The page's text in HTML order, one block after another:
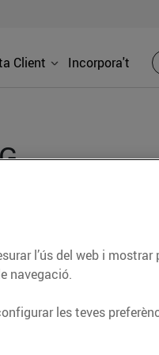
Client Incorpora't
d’actualitat
altres temes.
ENERGIA
l’ús del web i
navegació.
les teves